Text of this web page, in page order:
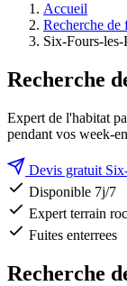
Accueil
Recherche de
Six-Fours-les-
Recherche
Expert de l'habitat
pendant vos week-
Devis gratuit
Disponible 7j/7
Expert terrain
Fuites enterrees
Recherche